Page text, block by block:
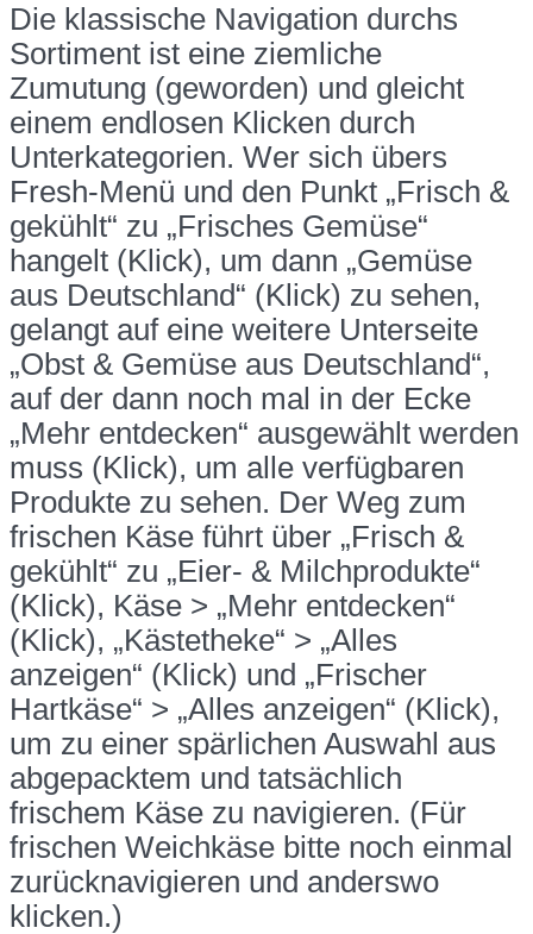
Die klassische Navigation durchs
Sortiment ist eine ziemliche
Zumutung (geworden) und gleicht
einem endlosen Klicken durch
Unterkategorien. Wer sich übers
Fresh-Menü und den Punkt „Frisch &
gekühlt“ zu „Frisches Gemüse“
hangelt (Klick), um dann „Gemüse
aus Deutschland“ (Klick) zu sehen,
gelangt auf eine weitere Unterseite
„Obst & Gemüse aus Deutschland“,
auf der dann noch mal in der Ecke
„Mehr entdecken“ ausgewählt werden
muss (Klick), um alle verfügbaren
Produkte zu sehen. Der Weg zum
frischen Käse führt über „Frisch &
gekühlt“ zu „Eier- & Milchprodukte“
(Klick), Käse > „Mehr entdecken“
(Klick), „Kästetheke“ > „Alles
anzeigen“ (Klick) und „Frischer
Hartkäse“ > „Alles anzeigen“ (Klick),
um zu einer spärlichen Auswahl aus
abgepacktem und tatsächlich
frischem Käse zu navigieren. (Für
frischen Weichkäse bitte noch einmal
zurücknavigieren und anderswo
klicken.)